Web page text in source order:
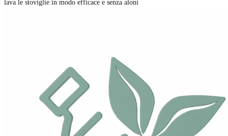
lava le stoviglie in modo efficace e senza aloni